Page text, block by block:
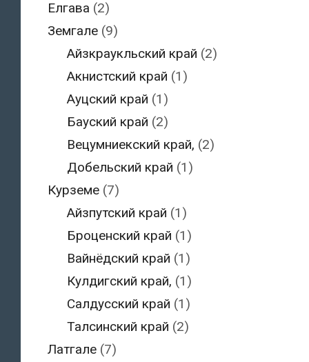
Елгава (2)
Земгале(9)
Айзкраукльский край (2)
Акнистский край (1)
Ауцский край (1)
Бауский край (2)
Вецумниекский край, (2)
Добельский край (1)
Курземе(7)
Айзпутский край (1)
Броценский край (1)
Вайнёдский край (1)
Кулдигский край, (1)
Салдусский край (1)
Талсинский край (2)
Латгале(7)